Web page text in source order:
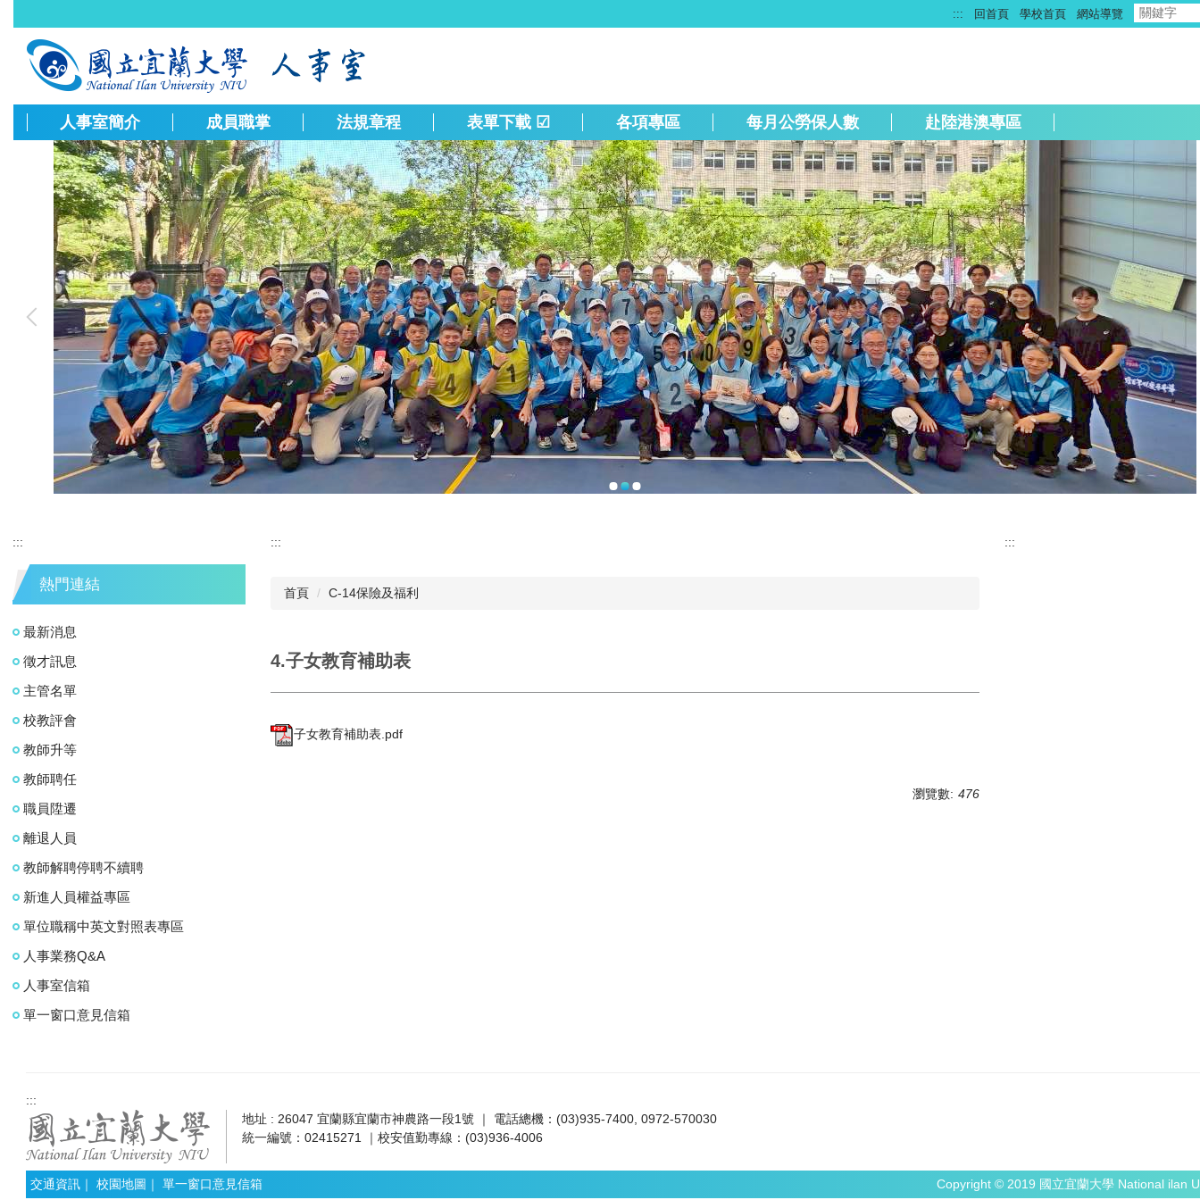
到
容
::: 回首頁 學校首頁 網站導覽
人事室簡介 成員職掌 法規章程 表單下載 ☑ 各項專區 每月公勞保人數 赴陸港澳專區
:::
熱門連結
最新消息
徵才訊息
主管名單
校教評會
教師升等
教師聘任
職員陞遷
離退人員
教師解聘停聘不續聘
新進人員權益專區
單位職稱中英文對照表專區
人事業務Q&A
人事室信箱
單一窗口意見信箱
:::
首頁 C-14保險及福利
4.子女教育補助表
子女教育補助表.pdf
瀏覽數: 476
:::
:::
地址 : 26047 宜蘭縣宜蘭市神農路一段1號 ｜ 電話總機：(03)935-7400, 0972-570030
統一編號：02415271 ｜校安值勤專線：(03)936-4006
交通資訊 ｜ 校園地圖 ｜ 單一窗口意見信箱 Copyright © 2019 國立宜蘭大學 National ilan